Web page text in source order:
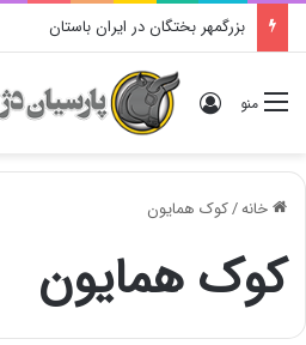
بزرگمهر بختگان در ایران باستان
منو ورود
خانه/کوک همایون
کوک همایون